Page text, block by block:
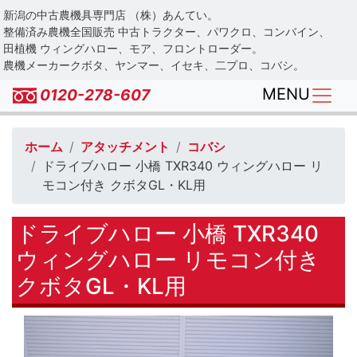
Skip
to
main
content
新潟の中古農機具専門店 （株）あんてい。
整備済み農機全国販売 中古トラクター、パワクロ、コンバイン、
田植機 ウィングハロー、モア、フロントローダー。
農機メーカークボタ、ヤンマー、イセキ、二プロ、コバシ。
0120-278-607 MENU
ホーム アタッチメント
コバシ
ドライブハロー 小橋 TXR340 ウィングハロー リ
モコン付き クボタGL・KL用
ドライブハロー 小橋 TXR340
ウィングハロー リモコン付き
クボタGL・KL用